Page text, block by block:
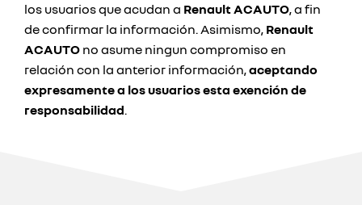
los usuarios que acudan a Renault ACAUTO, a fin
de confirmar la información. Asimismo, Renault
ACAUTO no asume ningun compromiso en
relación con la anterior información,aceptando
expresamente a los usuarios esta exención de
responsabilidad.